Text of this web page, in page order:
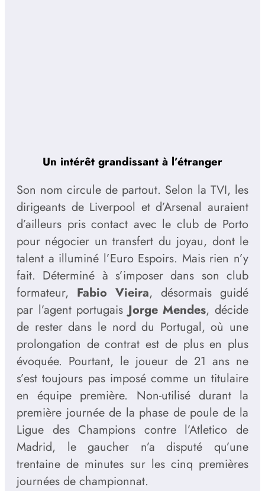
Un intérêt grandissant à l’étranger
Son nom circule de partout. Selon la TVI, les
dirigeants de Liverpool et d’Arsenal auraient
d’ailleurs pris contact avec le club de Porto
pour négocier un transfert du joyau, dont le
talent a illuminé l’Euro Espoirs. Mais rien n’y
fait. Déterminé à s’imposer dans son club
formateur, Fabio Vieira, désormais guidé
par l’agent portugaisJorge Mendes, décide
de rester dans le nord du Portugal, où une
prolongation de contrat est de plus en plus
évoquée. Pourtant, le joueur de 21 ans ne
s’est toujours pas imposé comme un titulaire
en équipe première. Non-utilisé durant la
première journée de la phase de poule de la
Ligue des Champions contre l’Atletico de
Madrid, le gaucher n’a disputé qu’une
trentaine de minutes sur les cinq premières
journées de championnat.